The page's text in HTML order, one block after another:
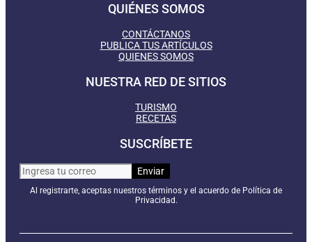
QUIÉNES SOMOS
CONTÁCTANOS
PUBLICA TUS ARTÍCULOS
QUIENES SOMOS
NUESTRA RED DE SITIOS
TURISMO
RECETAS
SUSCRÍBETE
Al registrarte, aceptas nuestros términos y el acuerdo de Política de
Privacidad.